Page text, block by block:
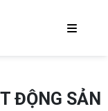
ĐỘNG SẢN